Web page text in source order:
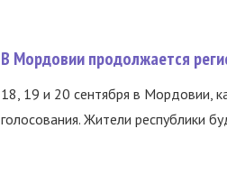
В Мордовии продолжается
18, 19 и 20 сентября в Мордовии,
голосования. Жители республики